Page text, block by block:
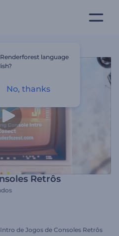
Retrôs
de Jogos de Consoles Retrôs
language
No, thanks